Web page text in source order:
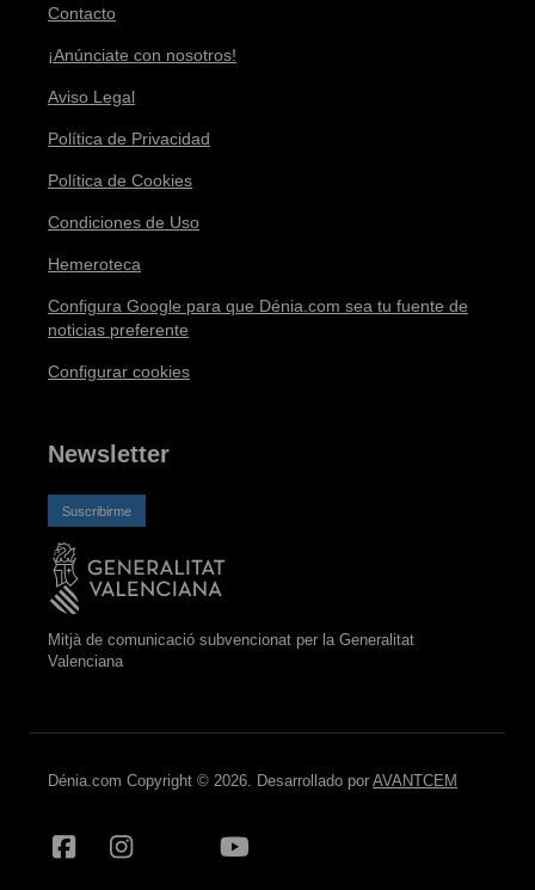
Contacto
¡Anúnciate con nosotros!
Aviso Legal
Política de Privacidad
Política de Cookies
Condiciones de Uso
Hemeroteca
Configura Google para que Dénia.com sea tu fuente de
noticias preferente
Configurar cookies
Newsletter
Suscribirme
Mitjà de comunicació subvencionat per la Generalitat
Valenciana
Dénia.com Copyright © 2026. Desarrollado por AVANTCEM